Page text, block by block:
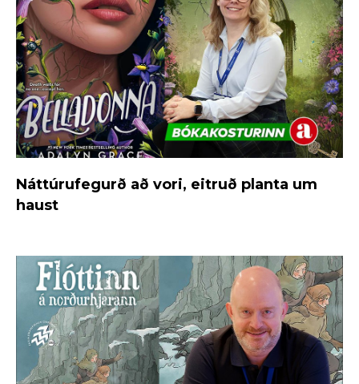
Náttúrufegurð að vori, eitruð planta um
haust